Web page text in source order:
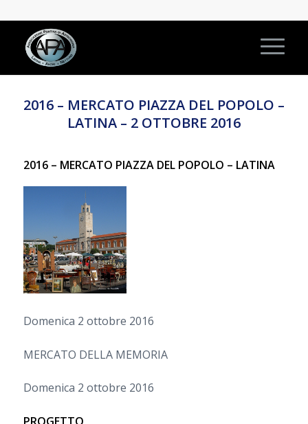
2016 – MERCATO PIAZZA DEL POPOLO –
LATINA – 2 OTTOBRE 2016
2016 – MERCATO PIAZZA DEL POPOLO – LATINA
Domenica 2 ottobre 2016
MERCATO DELLA MEMORIA
Domenica 2 ottobre 2016